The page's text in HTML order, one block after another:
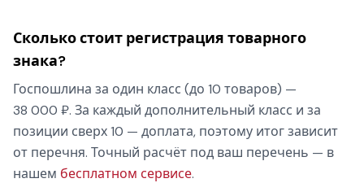
Сколько стоит регистрация товарного
знака?
Госпошлина за один класс (до 10 товаров) —
38 000 ₽. За каждый дополнительный класс и за
позиции сверх 10 — доплата, поэтому итог зависит
от перечня. Точный расчёт под ваш перечень — в
нашем бесплатном сервисе.